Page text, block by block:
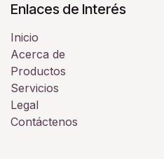
Enlaces de Interés
Inicio
Acerca de
Productos
Servicios
Legal
Contáctenos